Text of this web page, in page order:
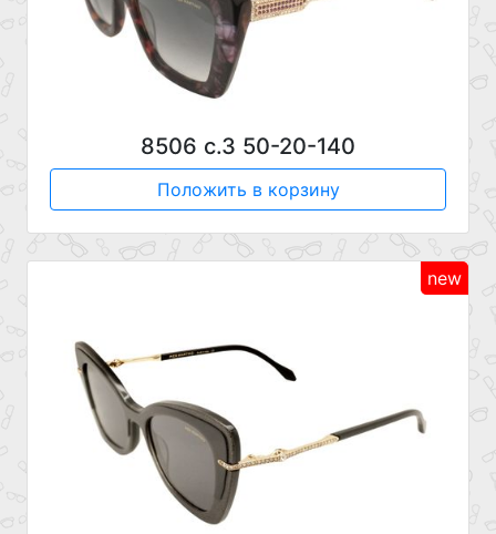
8506 с.3 50-20-140
Положить в корзину
new